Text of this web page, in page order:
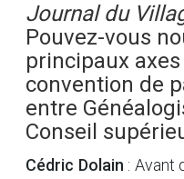
Journal du
Pouvez-vous
principaux
convention de
entre
Conseil
Cédric Dolain : Avant